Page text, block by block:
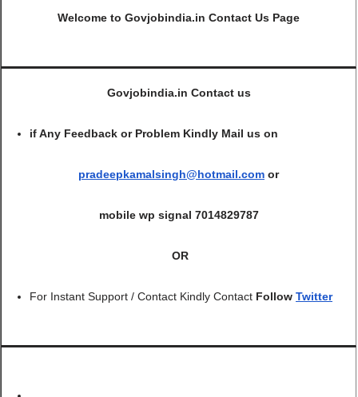
Welcome to Govjobindia.in Contact Us Page
Govjobindia.in Contact us
if Any Feedback or Problem Kindly Mail us on
pradeepkamalsingh@hotmail.com or
mobile wp signal 7014829787
OR
For Instant Support / Contact Kindly Contact Follow Twitter